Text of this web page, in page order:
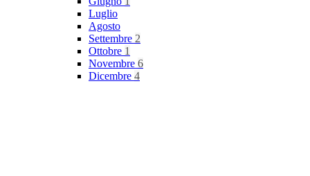
Luglio
Agosto
Settembre 2
Ottobre 1
Novembre 6
Dicembre 4